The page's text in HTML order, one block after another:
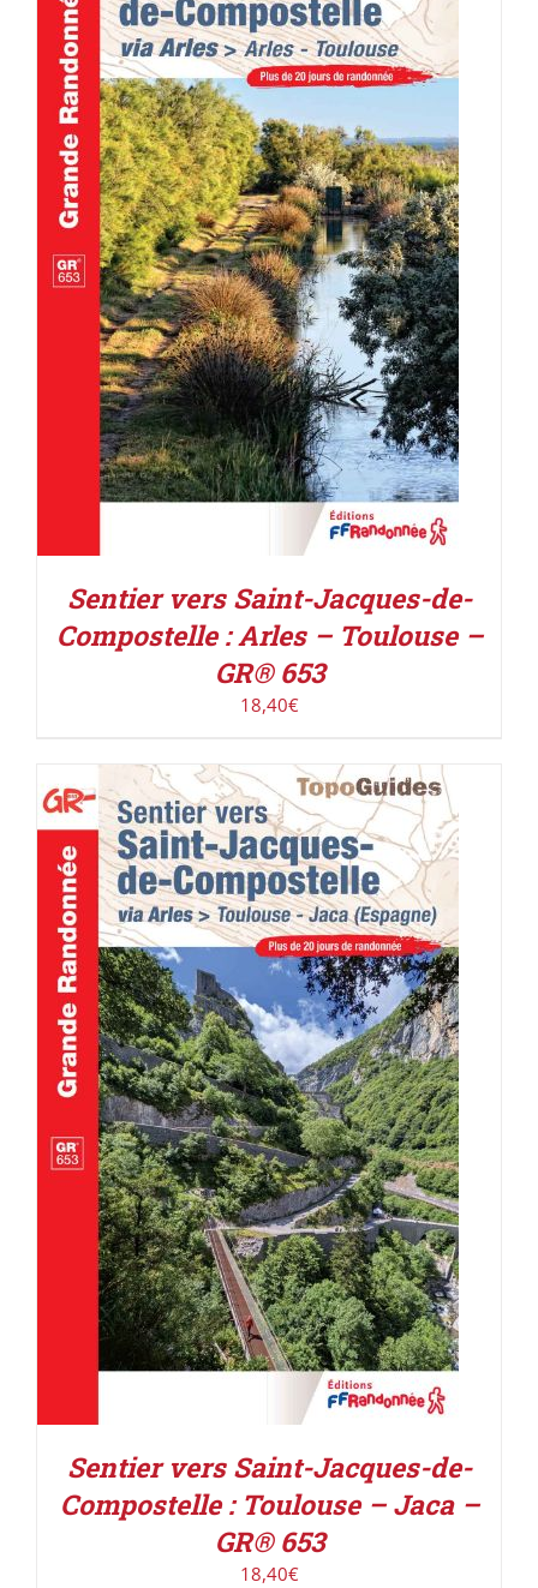
AJOUTER AU PANIER / DÉTAILS
Sentier vers Saint-Jacques-de-
Compostelle : Arles – Toulouse –
GR® 653
18,40€
AJOUTER AU PANIER / DÉTAILS
Sentier vers Saint-Jacques-de-
Compostelle : Toulouse – Jaca –
GR® 653
18,40€